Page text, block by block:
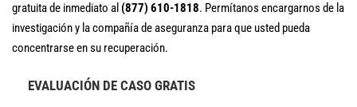
gratuita de inmediato al (877) 610-1818. Permítanos encargarnos de la
investigación y la compañía de aseguranza para que usted pueda
concentrarse en su recuperación.
EVALUACIÓN DE CASO GRATIS